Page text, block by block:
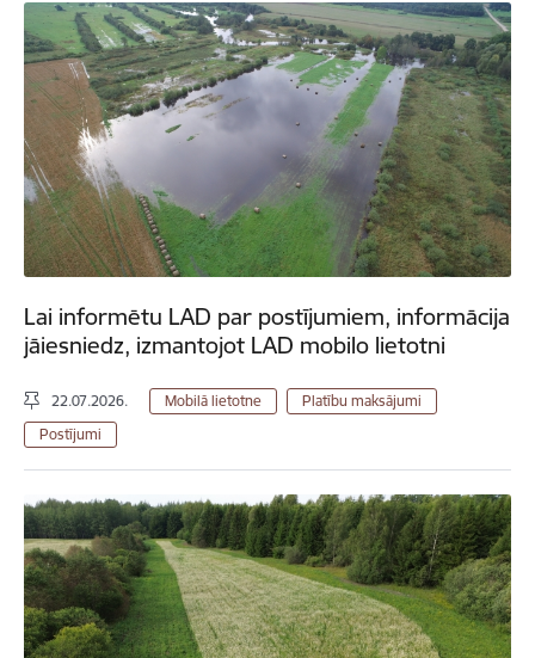
Lai informētu LAD par postījumiem, informācija
jāiesniedz, izmantojot LAD mobilo lietotni
22.07.2026. Mobilā lietotne
Platību maksājumi
Postījumi